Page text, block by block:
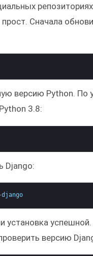
Сначала
версию Python. По
3.8:
Django:
django
успешной.
версию